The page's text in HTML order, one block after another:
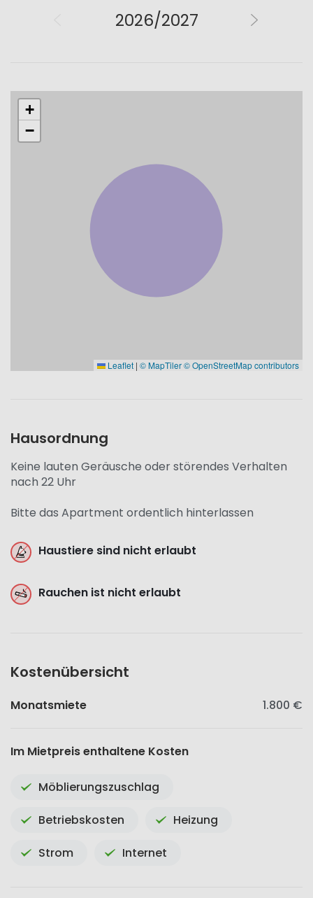
2026/2027
+
−
Leaflet | © MapTiler© OpenStreetMap contributors
Hausordnung
Keine lauten Geräusche oder störendes Verhalten
nach 22 Uhr
Bitte das Apartment ordentlich hinterlassen
Haustiere sind nicht erlaubt
Rauchen ist nicht erlaubt
Kostenübersicht
Monatsmiete 1.800 €
Im Mietpreis enthaltene Kosten
Möblierungszuschlag
Betriebskosten Heizung
Strom Internet